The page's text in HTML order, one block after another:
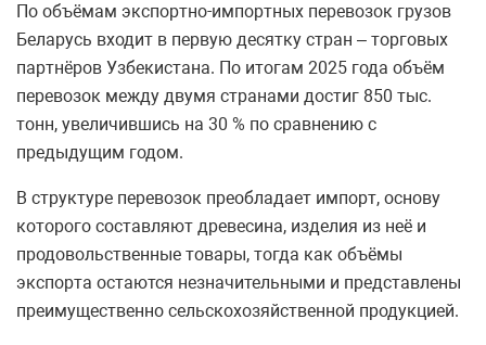
По объёмам экспортно-импортных перевозок грузов
Беларусь входит в первую десятку стран – торговых
партнёров Узбекистана. По итогам 2025 года объём
перевозок между двумя странами достиг 850 тыс.
тонн, увеличившись на 30 % по сравнению с
предыдущим годом.
В структуре перевозок преобладает импорт, основу
которого составляют древесина, изделия из неё и
продовольственные товары, тогда как объёмы
экспорта остаются незначительными и представлены
преимущественно сельскохозяйственной продукцией.